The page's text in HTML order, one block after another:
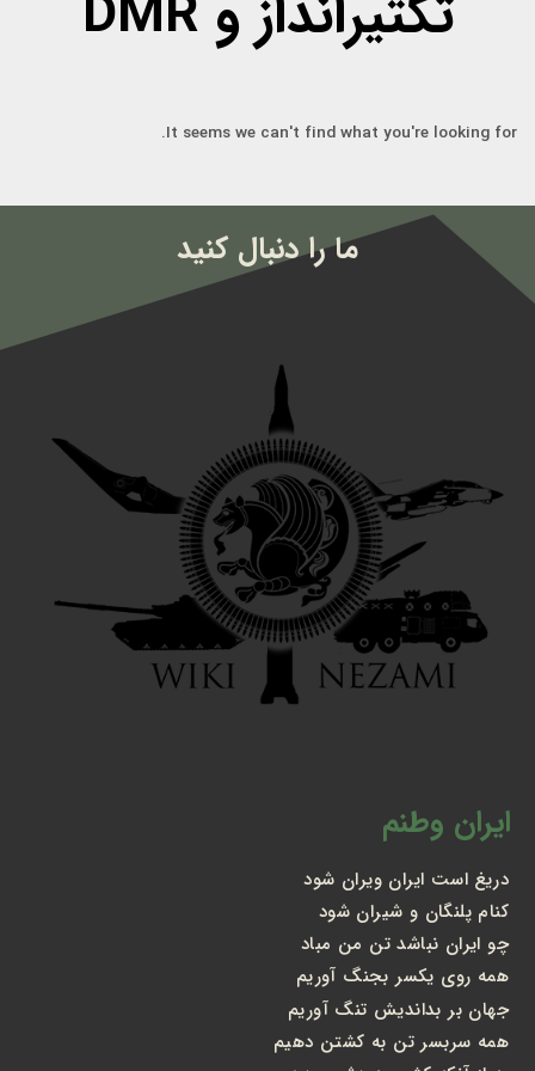
It seems we can't find what you're looking for.
ما را دنبال کنید
ایران وطنم
دریغ است ایران ویران شود
کنام پلنگان و شیران شود
چو ایران نباشد تن من مباد
همه روی یکسر بجنگ آوریم
جهان بر بداندیش تنگ آوریم
همه سربسر تن به کشتن دهیم